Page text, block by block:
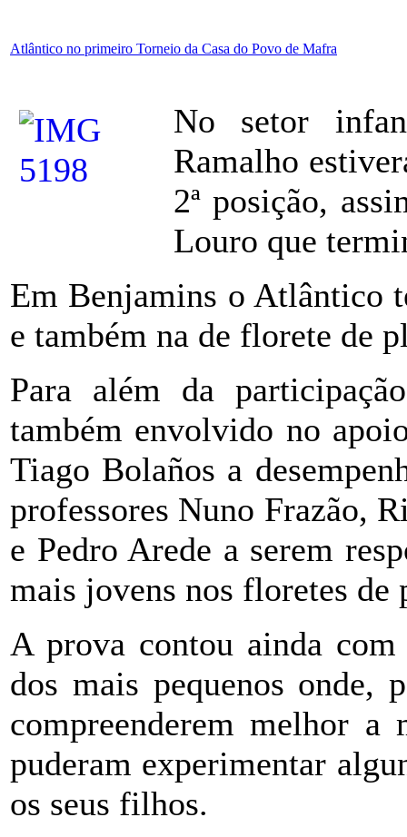
Atlântico no primeiro Torneio da Casa do Povo de Mafra
No setor
Ramalho
2ª posição,
Louro que
Em Benjamins o Atlântico
e também na de florete de
Para além da
também envolvido no
Tiago Bolaños a
professores Nuno Frazão,
e Pedro Arede a serem
mais jovens nos floretes de
A prova contou ainda
dos mais pequenos onde,
compreenderem melhor a
puderam experimentar
os seus filhos.